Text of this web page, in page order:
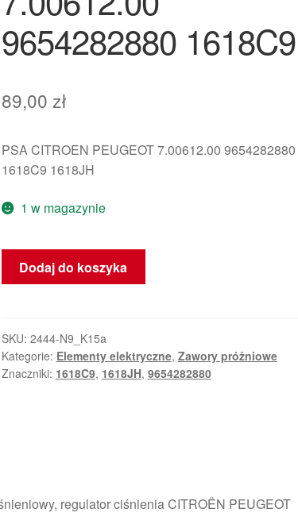
9654282880 1618C9
89,00 zł
PSA CITROEN PEUGEOT 7.00612.00 9654282880
1618C9 1618JH
1 w magazynie
ilość
Zawór
Pierburg
7.00612.00
9654282880
Dodaj do koszyka
SKU: 2444-N9_K15a
Kategorie: Elementy elektryczne, Zawory próżniowe
Znaczniki: 1618C9, 1618JH, 9654282880
regulator ciśnienia CITROËN PEUGEOT